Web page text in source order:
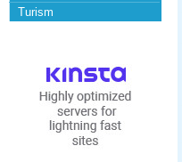
Turism